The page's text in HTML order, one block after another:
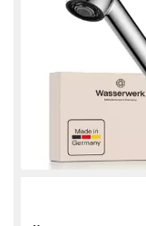
Küche,
schwenkbar, 2-
148,81 €
lieferbar - in 3-4